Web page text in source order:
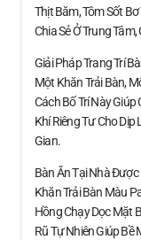
Thịt Băm, Tôm Sốt
Chia Sẻ Ở Trung
Giải Pháp Trang Trí
Một Khăn Trải Bàn,
Cách Bố Trí Này
Khí Riêng Tư Cho
Gian.
Bàn Ăn Tại Nhà Được
Khăn Trải Bàn Màu
Hồng Chạy Dọc Mặt
Rũ Tự Nhiên Giúp Bề